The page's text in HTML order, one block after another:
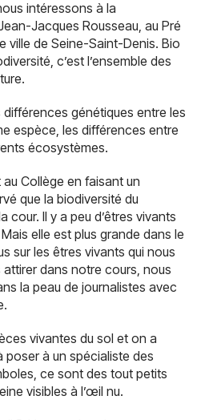
intéressons à la
Jacques Rousseau, au Pré
ville de Seine-Saint-Denis. Bio
c’est l’ensemble des
différences génétiques entre les
espèce, les différences entre
écosystèmes.
Collège en faisant un
que la biodiversité du
cour. Il y a peu d’êtres vivants
elle est plus grande dans le
sur les êtres vivants qui nous
dans notre cours, nous
la peau de journalistes avec
vivantes du sol et on a
poser à un spécialiste des
ce sont des tout petits
visibles à l’œil nu.